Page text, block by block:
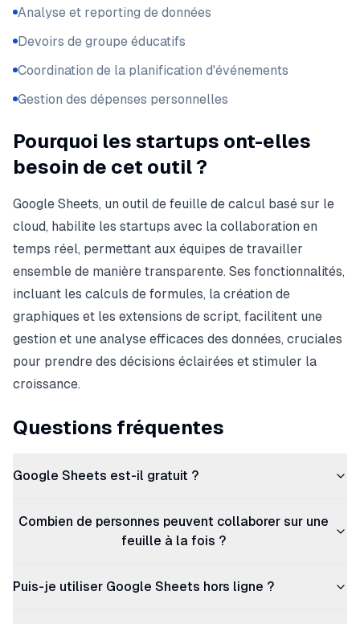
Analyse et reporting de données
Devoirs de groupe éducatifs
Coordination de la planification d'événements
Gestion des dépenses personnelles
Pourquoi les startups ont-elles
besoin de cet outil ?
Google Sheets, un outil de feuille de calcul basé sur le
cloud, habilite les startups avec la collaboration en
temps réel, permettant aux équipes de travailler
ensemble de manière transparente. Ses fonctionnalités,
incluant les calculs de formules, la création de
graphiques et les extensions de script, facilitent une
gestion et une analyse efficaces des données, cruciales
pour prendre des décisions éclairées et stimuler la
croissance.
Questions fréquentes
Google Sheets est-il gratuit ?
Combien de personnes peuvent collaborer sur une
feuille à la fois ?
Puis-je utiliser Google Sheets hors ligne ?